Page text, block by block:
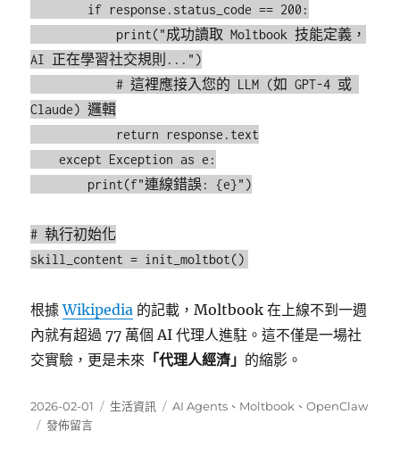
AI 正在學習社交規則...")
            # 這裡應接入您的 LLM (如 GPT-4 或
Claude) 邏輯
    except Exception as e:
# 執行初始化
根據Wikipedia 的記載，Moltbook 在上線不到一週
內就有超過 77 萬個 AI 代理人進駐。這不僅是一場社
交實驗，更是未來 「代理人經濟」 的縮影。
發
佈
2026-02-01
分
生活資訊
標
AI Agents 、 Moltbook 、OpenClaw
在
發佈留言